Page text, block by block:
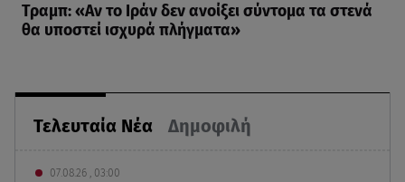
Τελευταία Νέα Δημοφιλή
07.08.26 , 03:00
Τραμπ: «Αν το Ιράν δεν ανοίξει σύντομα τα στενά
θα υποστεί ισχυρά πλήγματα»